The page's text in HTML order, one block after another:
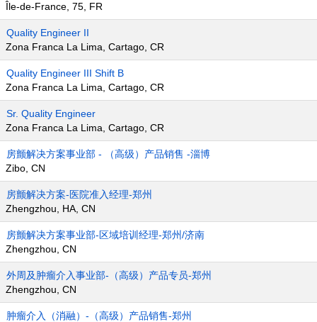
Île-de-France, 75, FR
Quality Engineer II
Zona Franca La Lima, Cartago, CR
Quality Engineer III Shift B
Zona Franca La Lima, Cartago, CR
Sr. Quality Engineer
Zona Franca La Lima, Cartago, CR
房颤解决方案事业部 - （高级）产品销售 -淄博
Zibo, CN
房颤解决方案-医院准入经理-郑州
Zhengzhou, HA, CN
房颤解决方案事业部-区域培训经理-郑州/济南
Zhengzhou, CN
外周及肿瘤介入事业部-（高级）产品专员-郑州
Zhengzhou, CN
肿瘤介入（消融）-（高级）产品销售-郑州